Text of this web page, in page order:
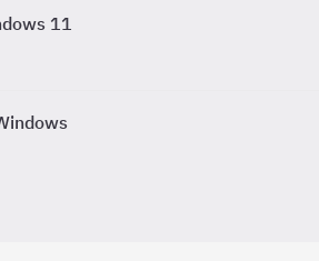
11